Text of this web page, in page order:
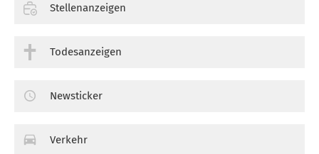
Stellenanzeigen
Todesanzeigen
Newsticker
Verkehr